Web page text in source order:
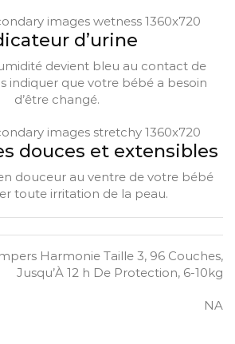
d’urine
devient bleu au contact de
indiquer que votre bébé a besoin
d’être changé.
douces et extensibles
douceur au ventre de votre bébé
toute irritation de la peau.
Harmonie Taille 3, 96 Couches,
Jusqu’À 12 h De Protection, 6-10kg
NA